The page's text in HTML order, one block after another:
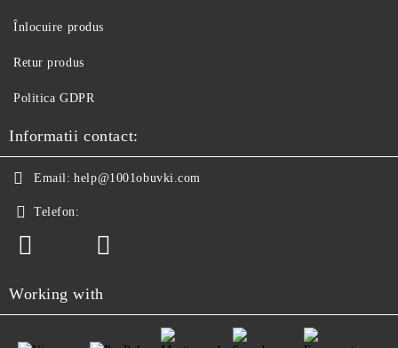
Înlocuire produs
Retur produs
Politica GDPR
Informatii contact:
Email: help@1001obuvki.com
Telefon:
Working with